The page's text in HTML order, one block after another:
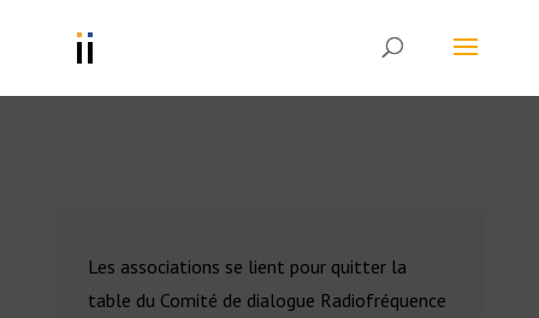
Les associations se lient pour quitter la
table du Comité de dialogue Radiofréquence